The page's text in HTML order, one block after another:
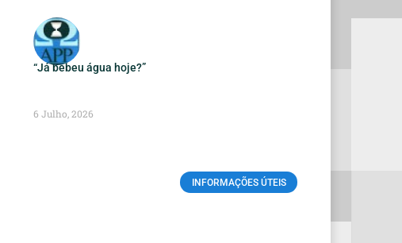
“Já bebeu água hoje?”
6 Julho, 2026
INFORMAÇÕES ÚTEIS